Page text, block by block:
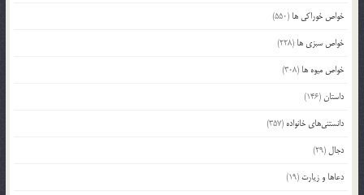
خواص خوراکی ها (550)
خواص سبزی ها (228)
خواص میوه ها (308)
داستان(146)
دانستنی‌های خانواده (357)
دجال (29)
دعاها و زیارت (19)